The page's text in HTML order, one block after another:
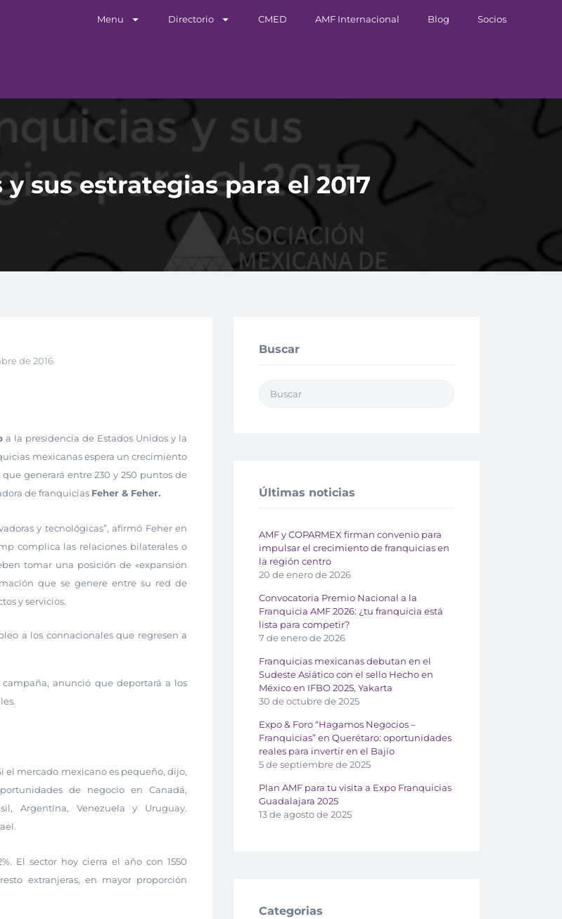
Menu Directorio CMED AMF Internacional Blog Socios
sus estrategias para el 2017
de 2016
a la presidencia de Estados Unidos y la
mexicanas espera un crecimiento
generará entre 230 y 250 puntos de
de franquicias Feher & Feher.
y tecnológicas”, afirmó Feher en
complica las relaciones bilaterales o
tomar una posición de «expansión
que se genere entre su red de
y servicios.
a los connacionales que regresen a
anunció que deportará a los
el mercado mexicano es pequeño, dijo,
de negocio en Canadá,
Argentina, Venezuela y Uruguay.
El sector hoy cierra el año con 1550
extranjeras, en mayor proporción
Buscar
Últimas noticias
AMF y COPARMEX firman convenio para
impulsar el crecimiento de franquicias en
la región centro
20 de enero de 2026
Convocatoria Premio Nacional a la
Franquicia AMF 2026: ¿tu franquicia está
lista para competir?
7 de enero de 2026
Franquicias mexicanas debutan en el
Sudeste Asiático con el sello Hecho en
México en IFBO 2025, Yakarta
30 de octubre de 2025
Expo & Foro “Hagamos Negocios –
Franquicias” en Querétaro: oportunidades
reales para invertir en el Bajío
5 de septiembre de 2025
Plan AMF para tu visita a Expo Franquicias
Guadalajara 2025
13 de agosto de 2025
Categorias